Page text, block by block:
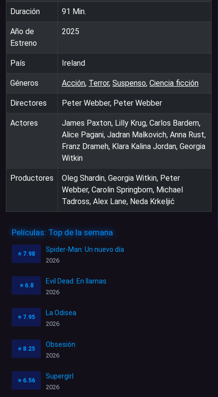
Duración 91 Min.
Año de
Estreno
2025
País Ireland
Géneros Acción, Terror, Suspenso, Ciencia ficción
Directores Peter Webber, Peter Webber
Actores
James Paxton, Lilly Krug, Carlos Bardem,
Alice Pagani, Jadran Malkovich, Anna Rust,
Franz Drameh, Klara Kalina Jordan, Georgia
Witkin
Productores
Oleg Shardin, Georgia Witkin, Peter
Webber, Carolin Springborn, Michael
Tadross, Alex Lane, Neda Krkeljić
Películas: Top de la semana
⭐ 7.98
Spider-Man: Un nuevo día
2026
⭐ 6.8
Evil Dead: En llamas
2026
⭐ 7.95
La Odisea
2026
⭐ 8.25
Obsesión
2026
⭐ 6.56
Supergirl
2026